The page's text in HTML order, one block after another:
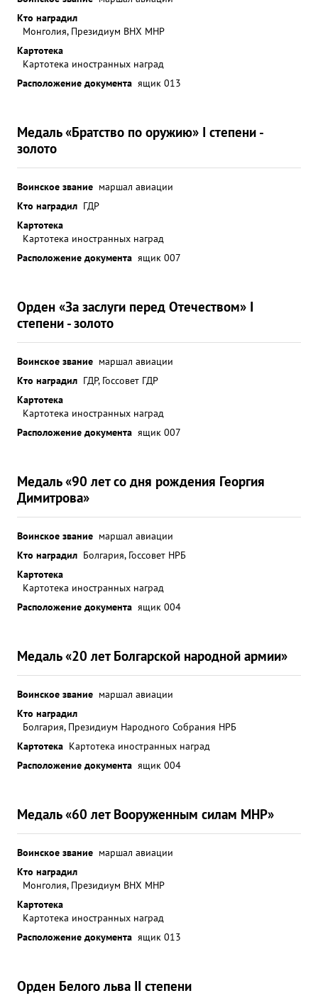
Кто наградил
Монголия, Президиум ВНХ МНР
Картотека
Картотека иностранных наград
Расположение документа ящик 013
Медаль «Братство по оружию» I степени -
золото
Воинское звание маршал авиации
Кто наградил ГДР
Картотека
Картотека иностранных наград
Расположение документа ящик 007
Орден «За заслуги перед Отечеством» I
степени - золото
Воинское звание маршал авиации
Кто наградил ГДР, Госсовет ГДР
Картотека
Картотека иностранных наград
Расположение документа ящик 007
Медаль «90 лет со дня рождения Георгия
Димитрова»
Воинское звание маршал авиации
Кто наградил Болгария, Госсовет НРБ
Картотека
Картотека иностранных наград
Расположение документа ящик 004
Медаль «20 лет Болгарской народной армии»
Воинское звание маршал авиации
Кто наградил
Болгария, Президиум Народного Собрания НРБ
Картотека Картотека иностранных наград
Расположение документа ящик 004
Медаль «60 лет Вооруженным силам МНР»
Воинское звание маршал авиации
Кто наградил
Монголия, Президиум ВНХ МНР
Картотека
Картотека иностранных наград
Расположение документа ящик 013
Орден Белого льва II степени